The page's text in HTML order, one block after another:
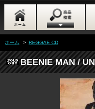
ホーム > REGGAE CD
BEENIE MAN /